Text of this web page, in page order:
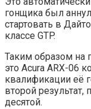
гонщика был
стартовать в
классе GTP.
Таким образом на
это Acura ARX-06
квалификации её
второй
десятой.